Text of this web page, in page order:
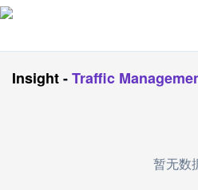
Insight-Traffic
暂无数